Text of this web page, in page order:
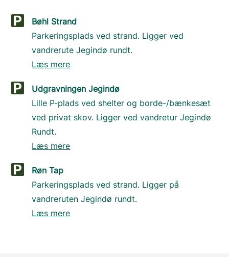
Bøhl Strand
Parkeringsplads ved strand. Ligger ved
vandrerute Jegindø rundt.
Læs mere
Udgravningen Jegindø
Lille P-plads ved shelter og borde-/bænkesæt
ved privat skov. Ligger ved vandretur Jegindø
Rundt.
Læs mere
Røn Tap
Parkeringsplads ved strand. Ligger på
vandreruten Jegindø rundt.
Læs mere